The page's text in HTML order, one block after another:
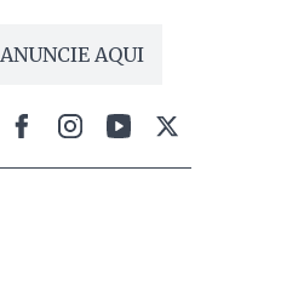
ANUNCIE AQUI